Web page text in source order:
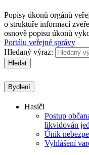
Popisy úkonů orgánů
o struktuře informací
osnově popisu úkonů
Portálu veřejné správy
Hledaný výraz:
Hledat
Bydlení
Hasiči
Postup
likvidován
Únik
Vyhlášení